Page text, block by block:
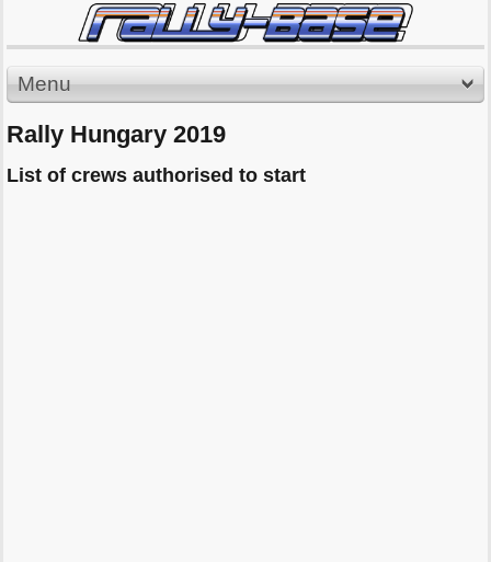
Menu
Rally Hungary 2019
List of crews authorised to start